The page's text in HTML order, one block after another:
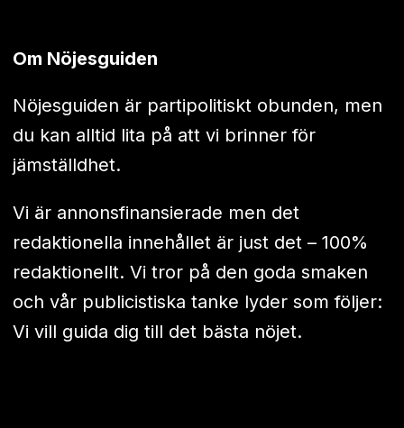
Om Nöjesguiden
Nöjesguiden är partipolitiskt obunden, men
du kan alltid lita på att vi brinner för
jämställdhet.
Vi är annonsfinansierade men det
redaktionella innehållet är just det – 100%
redaktionellt. Vi tror på den goda smaken
och vår publicistiska tanke lyder som följer:
Vi vill guida dig till det bästa nöjet.